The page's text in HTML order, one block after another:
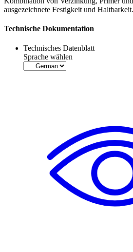
ausgezeichnete Festigkeit und Haltbarkeit.
Technische Dokumentation
Technisches Datenblatt
Sprache wählen